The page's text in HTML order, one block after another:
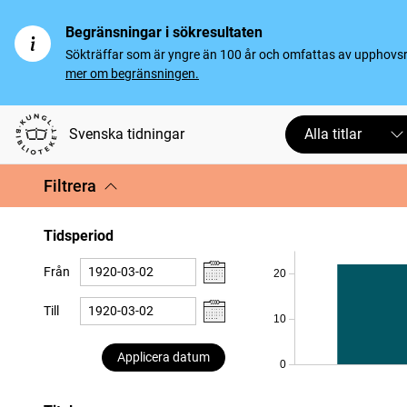
Begränsningar i sökresultaten
Sökträffar som är yngre än 100 år och omfattas av
mer om begränsningen.
Svenska tidningar Alla titlar
Filtrera
Tidsperiod
Från
Till
Applicera datum
0
10
20